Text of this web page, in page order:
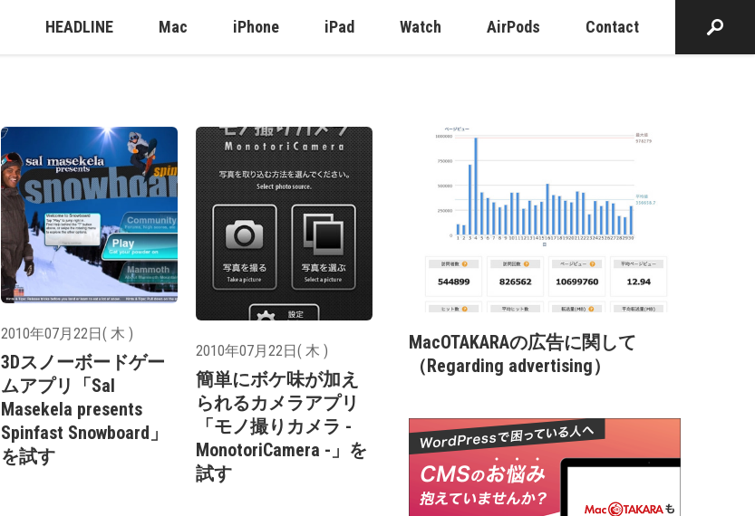
HEADLINE Mac iPhone iPad Watch AirPods Contact
2010年07月22日( 木 )
3Dスノーボードゲー
ムアプリ「Sal
Masekela presents
Spinfast Snowboard」
を試す
2010年07月22日( 木 )
簡単にボケ味が加え
られるカメラアプリ
「モノ撮りカメラ -
MonotoriCamera -」を
試す
MacOTAKARAの広告に関して
（Regarding advertising）